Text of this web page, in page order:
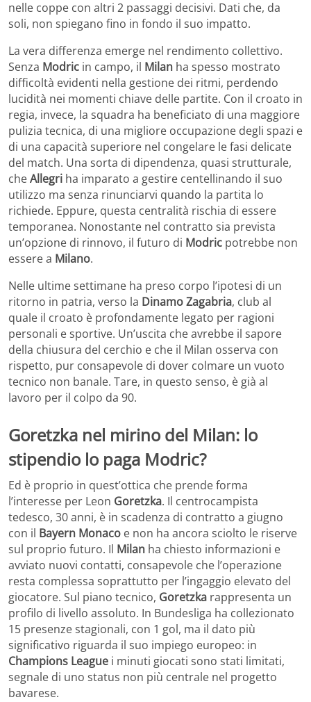
nelle coppe con altri 2 passaggi decisivi. Dati che, da
soli, non spiegano fino in fondo il suo impatto.
La vera differenza emerge nel rendimento collettivo.
Senza Modric in campo, il Milan ha spesso mostrato
difficoltà evidenti nella gestione dei ritmi, perdendo
lucidità nei momenti chiave delle partite. Con il croato in
regia, invece, la squadra ha beneficiato di una maggiore
pulizia tecnica, di una migliore occupazione degli spazi e
di una capacità superiore nel congelare le fasi delicate
del match. Una sorta di dipendenza, quasi strutturale,
cheAllegri ha imparato a gestire centellinando il suo
utilizzo ma senza rinunciarvi quando la partita lo
richiede. Eppure, questa centralità rischia di essere
temporanea. Nonostante nel contratto sia prevista
un’opzione di rinnovo, il futuro di Modric potrebbe non
essere a Milano.
Nelle ultime settimane ha preso corpo l’ipotesi di un
ritorno in patria, verso la Dinamo Zagabria, club al
quale il croato è profondamente legato per ragioni
personali e sportive. Un’uscita che avrebbe il sapore
della chiusura del cerchio e che il Milan osserva con
rispetto, pur consapevole di dover colmare un vuoto
tecnico non banale. Tare, in questo senso, è già al
lavoro per il colpo da 90.
Goretzka nel mirino del Milan: lo
stipendio lo paga Modric?
Ed è proprio in quest’ottica che prende forma
l’interesse per Leon Goretzka. Il centrocampista
tedesco, 30 anni, è in scadenza di contratto a giugno
con il Bayern Monaco e non ha ancora sciolto le riserve
sul proprio futuro. Il Milan ha chiesto informazioni e
avviato nuovi contatti, consapevole che l’operazione
resta complessa soprattutto per l’ingaggio elevato del
giocatore. Sul piano tecnico, Goretzka rappresenta un
profilo di livello assoluto. In Bundesliga ha collezionato
15 presenze stagionali, con 1 gol, ma il dato più
significativo riguarda il suo impiego europeo: in
Champions League i minuti giocati sono stati limitati,
segnale di uno status non più centrale nel progetto
bavarese.